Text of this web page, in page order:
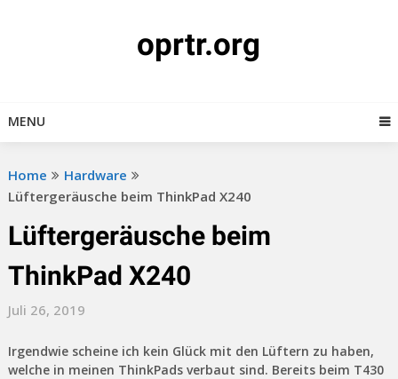
oprtr.org
MENU
Home
Hardware
Lüftergeräusche beim ThinkPad X240
Lüftergeräusche beim
ThinkPad X240
Juli 26, 2019
Irgendwie scheine ich kein Glück mit den Lüftern zu haben,
welche in meinen ThinkPads verbaut sind. Bereits beim T430